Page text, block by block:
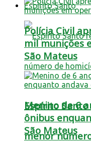
Espírito Santo
Espírito
menor
Polícia Civil
mil munições
São Mateus
Menino de 6
ônibus
São Mateus